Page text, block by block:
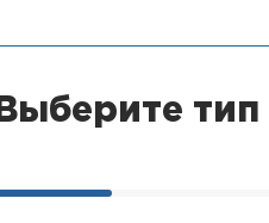
Выберите